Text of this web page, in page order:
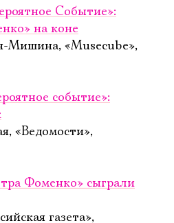
Событие»:
на коне
Мишина, «Musecube»,
событие»:
«Ведомости»,
Фоменко» сыграли
газета»,